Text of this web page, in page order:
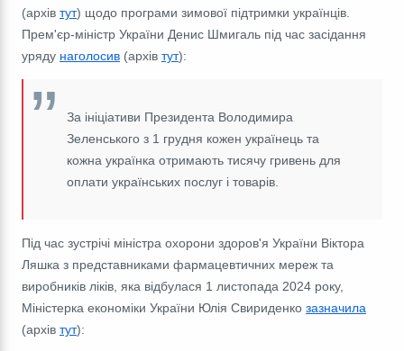
(архів тут) щодо програми зимової підтримки українців.
Прем'єр-міністр України Денис Шмигаль під час засідання
уряду наголосив (архів тут):
За ініціативи Президента Володимира
Зеленського з 1 грудня кожен українець та
кожна українка отримають тисячу гривень для
оплати українських послуг і товарів.
Під час зустрічі міністра охорони здоров'я України Віктора
Ляшка з представниками фармацевтичних мереж та
виробників ліків, яка відбулася 1 листопада 2024 року,
Міністерка економіки України Юлія Свириденко зазначила
(архів тут):